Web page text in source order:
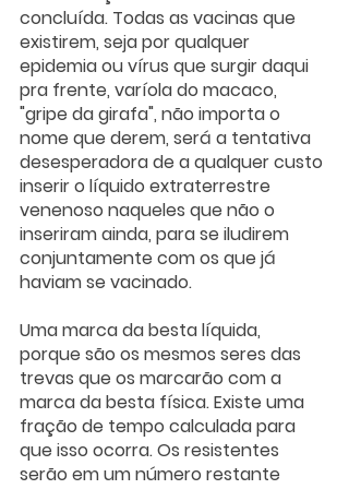
concluída. Todas as vacinas que
existirem, seja por qualquer
epidemia ou vírus que surgir daqui
pra frente, varíola do macaco,
"gripe da girafa", não importa o
nome que derem, será a tentativa
desesperadora de a qualquer custo
inserir o líquido extraterrestre
venenoso naqueles que não o
inseriram ainda, para se iludirem
conjuntamente com os que já
haviam se vacinado.
Uma marca da besta líquida,
porque são os mesmos seres das
trevas que os marcarão com a
marca da besta física. Existe uma
fração de tempo calculada para
que isso ocorra. Os resistentes
serão em um número restante